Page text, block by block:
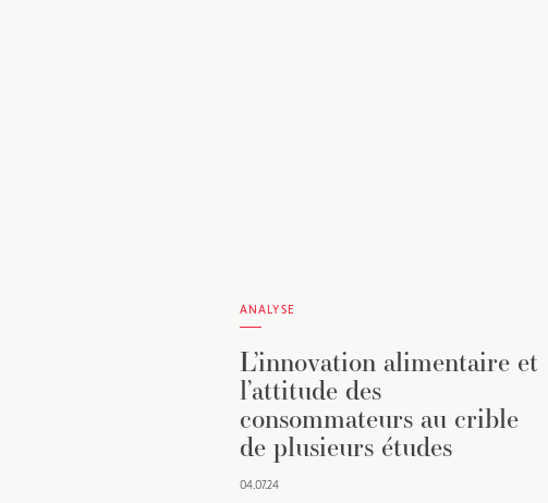
ANALYSE
L’innovation alimentaire et
l’attitude des
consommateurs au crible
de plusieurs études
04.07.24